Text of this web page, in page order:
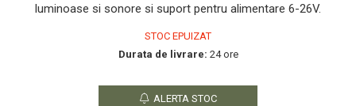
luminoase si sonore si suport pentru alimentare 6-26V.
STOC EPUIZAT
Durata de livrare: 24 ore
ALERTA STOC